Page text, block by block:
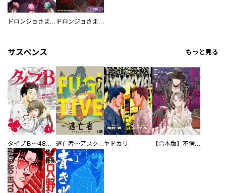
ドロンジョさまは転生しても悪役令嬢のままだった ドロンジョさまは転生しても悪役令嬢のままだった【分冊版】
サスペンス もっと見る
タイプＢ～48時間後、致死率100％～【単話】 逃亡者～アスクレピオスの杖～ヤドカリ 【合本版】不倫処刑